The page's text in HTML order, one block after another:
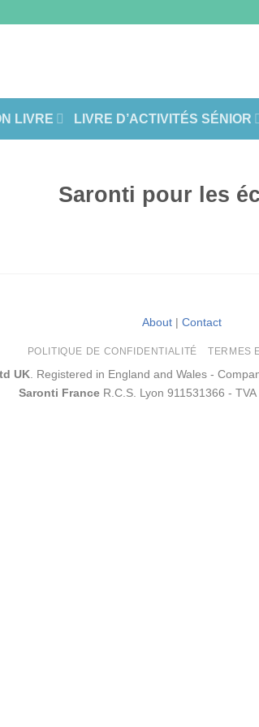
LIVRE LIVRE D’ACTIVITÉS SÉNIOR
Saronti pour les
About | Contact
POLITIQUE DE CONFIDENTIALITÉ TERMES
UK. Registered in England and Wales -
Saronti France R.C.S. Lyon 911531366 -